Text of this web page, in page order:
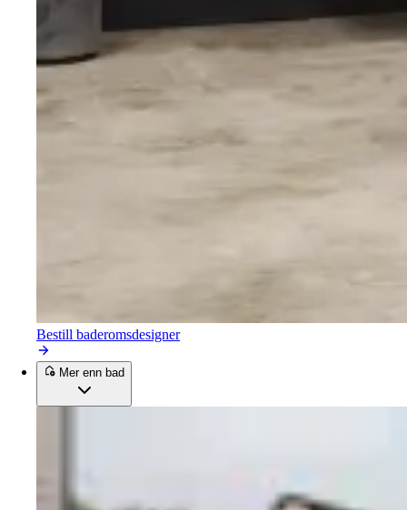
Bestill baderomsdesigner
Mer enn bad